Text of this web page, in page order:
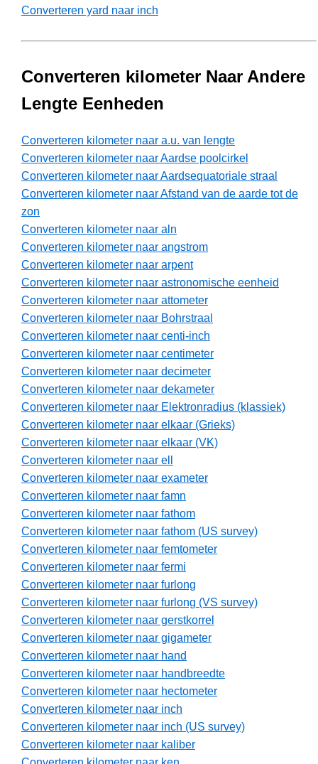
Converteren yard naar inch
Converteren kilometer Naar Andere
Lengte Eenheden
Converteren kilometer naar a.u. van lengte
Converteren kilometer naar Aardse poolcirkel
Converteren kilometer naar Aardsequatoriale straal
Converteren kilometer naar Afstand van de aarde tot de
zon
Converteren kilometer naar aln
Converteren kilometer naar angstrom
Converteren kilometer naar arpent
Converteren kilometer naar astronomische eenheid
Converteren kilometer naar attometer
Converteren kilometer naar Bohrstraal
Converteren kilometer naar centi-inch
Converteren kilometer naar centimeter
Converteren kilometer naar decimeter
Converteren kilometer naar dekameter
Converteren kilometer naar Elektronradius (klassiek)
Converteren kilometer naar elkaar (Grieks)
Converteren kilometer naar elkaar (VK)
Converteren kilometer naar ell
Converteren kilometer naar exameter
Converteren kilometer naar famn
Converteren kilometer naar fathom
Converteren kilometer naar fathom (US survey)
Converteren kilometer naar femtometer
Converteren kilometer naar fermi
Converteren kilometer naar furlong
Converteren kilometer naar furlong (VS survey)
Converteren kilometer naar gerstkorrel
Converteren kilometer naar gigameter
Converteren kilometer naar hand
Converteren kilometer naar handbreedte
Converteren kilometer naar hectometer
Converteren kilometer naar inch
Converteren kilometer naar inch (US survey)
Converteren kilometer naar kaliber